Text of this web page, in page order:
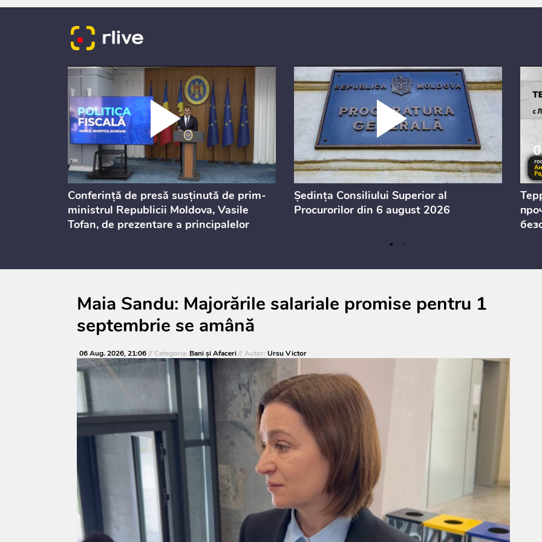
Conferință de presă susținută de prim-
ministrul Republicii Moldova, Vasile
Tofan, de prezentare a principalelor
consultărilor publice
Ședința Consiliului Superior al
Procurorilor din 6 august 2026
Maia Sandu: Majorările salariale promise pentru 1
septembrie se amână
06 Aug. 2026, 21:06// Categoria: Bani și Afaceri// Autor: Ursu Victor